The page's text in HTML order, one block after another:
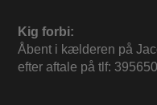
Kig forbi:
Åbent i kælderen på
efter aftale på tlf: